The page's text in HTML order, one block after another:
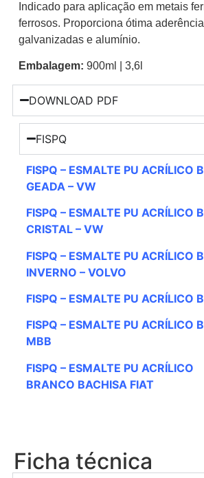
Indicado para aplicação em metais
ferrosos. Proporciona ótima
galvanizadas e alumínio.
Embalagem: 900ml | 3,6l
DOWNLOAD PDF
FISPQ
FISPQ – ESMALTE PU ACRÍLICO
GEADA – VW
FISPQ – ESMALTE PU ACRÍLICO
CRISTAL – VW
FISPQ – ESMALTE PU ACRÍLICO
INVERNO – VOLVO
FISPQ – ESMALTE PU ACRÍLICO
FISPQ – ESMALTE PU ACRÍLICO
MBB
FISPQ – ESMALTE PU ACRÍLICO
BRANCO BACHISA FIAT
Ficha técnica